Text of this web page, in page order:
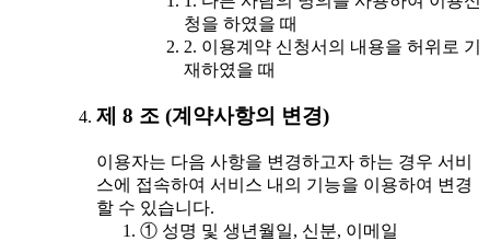
청을 하였을 때
2. 이용계약 신청서의 내용을 허위로 기
재하였을 때
제 8 조 (계약사항의 변경)
이용자는 다음 사항을 변경하고자 하는 경우 서비
스에 접속하여 서비스 내의 기능을 이용하여 변경
할 수 있습니다.
① 성명 및 생년월일, 신분, 이메일